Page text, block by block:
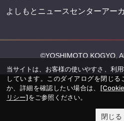
よしもとニュースセンターアー
©YOSHIMOTO KOGYO,
当サイトは、お客様の使いやすさ、利
しています。このダイアログを閉じ
か、詳細を確認したい場合は、
リシー]をご参照ください。
閉じる